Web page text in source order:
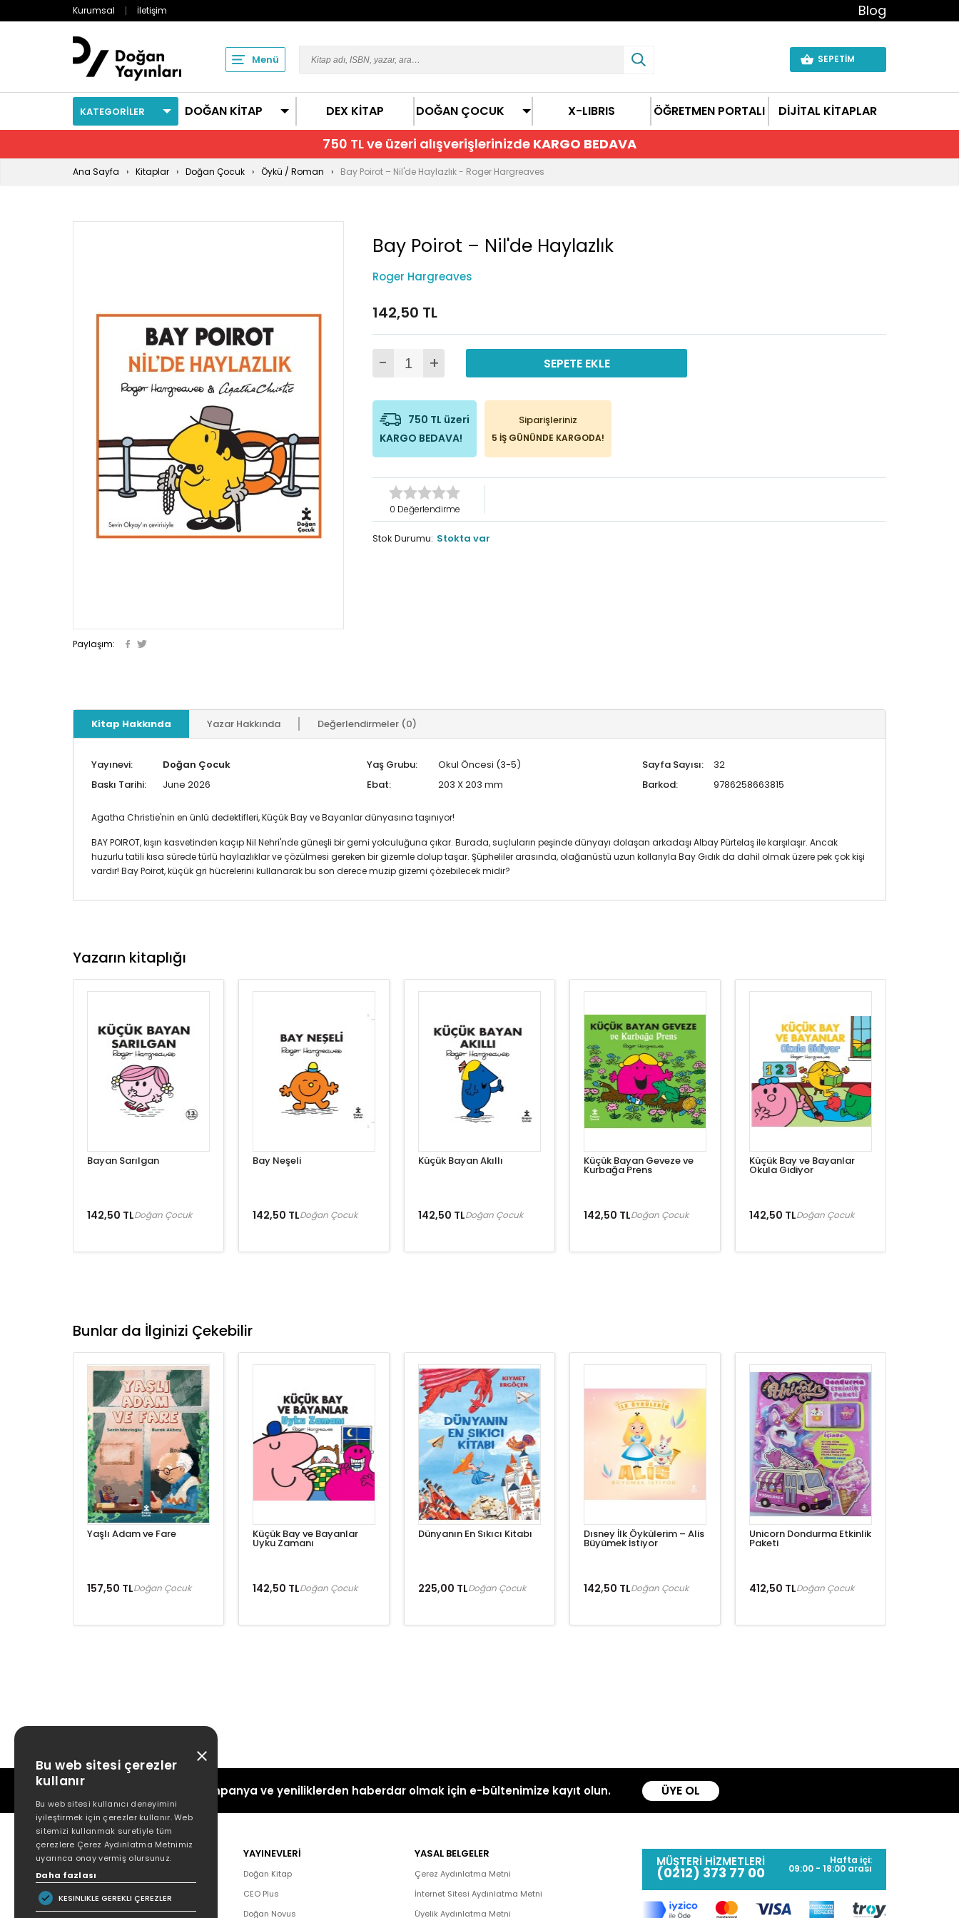
Kurumsal İletişim Blog
Menü SEPETİM
KATEGORİLER DOĞAN KİTAP DEX KİTAP DOĞAN ÇOCUK X-LIBRIS ÖĞRETMEN PORTALI DİJİTAL KİTAPLAR
750 TL ve üzeri alışverişlerinizde KARGO BEDAVA
Ana Sayfa Kitaplar Doğan Çocuk Öykü / Roman Bay Poirot – Nil'de Haylazlık - Roger Hargreaves
Paylaşım:
Bay Poirot – Nil'de Haylazlık
Roger Hargreaves
142,50 TL
- + SEPETE EKLE
750 TL üzeri
KARGO BEDAVA!
Siparişleriniz
5 İŞ GÜNÜNDE KARGODA!
0 Değerlendirme
Stok Durumu: Stokta var
Kitap Hakkında Yazar Hakkında Değerlendirmeler (0)
Yayınevi: Doğan Çocuk Yaş Grubu: Okul Öncesi (3-5) Sayfa Sayısı:
32
Baskı Tarihi:
June 2026 Ebat: 203 X 203 mm Barkod: 9786258663815
Agatha Christie'nin en ünlü dedektifleri, Küçük Bay ve Bayanlar dünyasına taşınıyor!
BAY POIROT, kışın kasvetinden kaçıp Nil Nehri'nde güneşli bir gemi yolculuğuna çıkar. Burada, suçluların peşinde dünyayı dolaşan arkadaşı Albay Pürtelaş ile karşılaşır. Ancak
huzurlu tatili kısa sürede türlü haylazlıklar ve çözülmesi gereken bir gizemle dolup taşar. Şüpheliler arasında, olağanüstü uzun kollarıyla Bay Gıdık da dahil olmak üzere pek çok kişi
vardır! Bay Poirot, küçük gri hücrelerini kullanarak bu son derece muzip gizemi çözebilecek midir?
Yazarın kitaplığı
Bayan Sarılgan
142,50 TLDoğan Çocuk
Bay Neşeli
142,50 TLDoğan Çocuk
Küçük Bayan Akıllı
142,50 TLDoğan Çocuk
Küçük Bayan Geveze ve
Kurbağa Prens
142,50 TLDoğan Çocuk
Küçük Bay ve Bayanlar
Okula Gidiyor
142,50 TLDoğan Çocuk
Bunlar da İlginizi Çekebilir
Yaşlı Adam ve Fare
157,50 TLDoğan Çocuk
Küçük Bay ve Bayanlar
Uyku Zamanı
142,50 TLDoğan Çocuk
Dünyanın En Sıkıcı Kitabı
225,00 TLDoğan Çocuk
Dısney İlk Öykülerim – Alis
Büyümek İstiyor
142,50 TLDoğan Çocuk
Unicorn Dondurma Etkinlik
Paketi
412,50 TLDoğan Çocuk
Kampanya ve yeniliklerden haberdar olmak için e-bültenimize kayıt olun. ÜYE OL
POPÜLER
Hakkımızda
Yazar Listesi
İletişim
YAYINEVLERİ
Doğan Kitap
CEO Plus
Doğan Novus
YASAL BELGELER
Çerez Aydınlatma Metni
İnternet Sitesi Aydınlatma Metni
Üyelik Aydınlatma Metni
MÜŞTERİ HİZMETLERİ
(0212) 373 77 00
Hafta içi:
09:00 - 18:00 arası
Bu web sitesi çerezler
kullanır
Bu web sitesi kullanıcı deneyimini
iyileştirmek için çerezler kullanır. Web
sitemizi kullanmak suretiyle tüm
çerezlere Çerez Aydınlatma Metnimiz
uyarınca onay vermiş olursunuz.
Daha fazlası
KESINLIKLE GEREKLI ÇEREZLER